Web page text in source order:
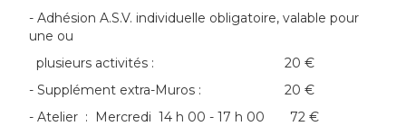
- Adhésion A.S.V. individuelle obligatoire, valable pour
une ou
plusieurs activités : 20 €
- Supplément extra-Muros : 20 €
- Atelier : Mercredi 14 h 00 - 17 h 00 72 €